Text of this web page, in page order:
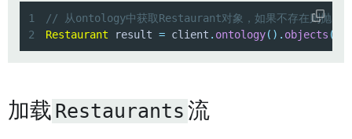
1
// 从ontology中获取Restaurant对象，如果不存在则抛出
2
Restaurant result = client . ontology( ) . objects (
加载 Restaurants 流